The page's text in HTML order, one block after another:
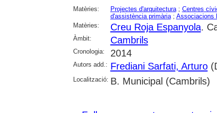
Matèries: Projectes d'arquitectura; Centres
d'assistència primària; Associacions
Matèries:
Creu Roja Espanyola.
Àmbit: Cambrils
Cronologia: 2014
Autors add.: Frediani Sarfati, Arturo
Localització: B. Municipal (Cambrils)